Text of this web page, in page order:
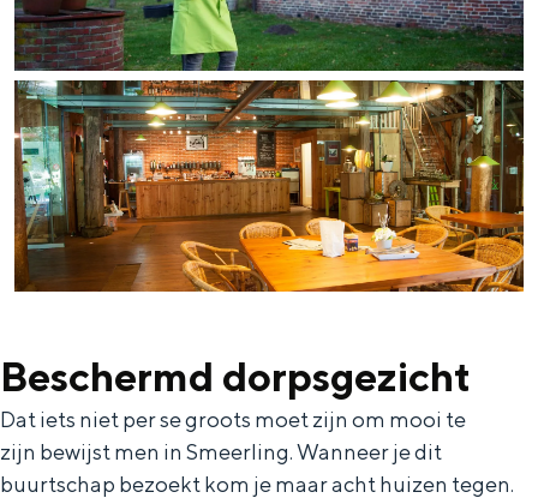
Bijzonder overnachten
Overnachten was nog nooit zo leuk. Van
wat wils.
Fietsen
Wandelen
Beschermd dorpsgezicht
Dat iets niet per se groots moet zijn om mooi te
zijn bewijst men in Smeerling. Wanneer je dit
buurtschap bezoekt kom je maar acht huizen tegen.